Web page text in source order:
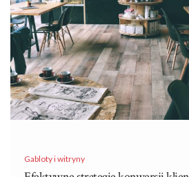
Gabloty i witryny